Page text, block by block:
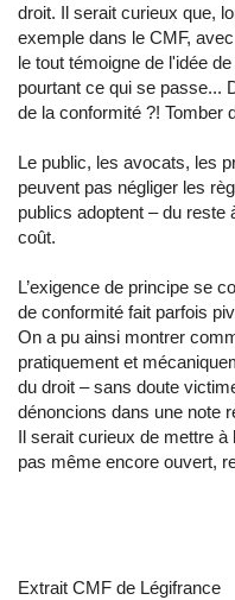
droit. Il serait curieux que,
exemple dans le CMF,
le tout témoigne de l'idée
pourtant ce qui se passe...
de la conformité ?! Tomber
Le public, les avocats, les
peuvent pas négliger les
publics adoptent – du reste
coût.
L’exigence de principe se
de conformité fait parfois
On a pu ainsi montrer
pratiquement et
du droit – sans doute
dénoncions dans une note
Il serait curieux de mettre à
pas même encore ouvert,
Extrait CMF de Légifrance